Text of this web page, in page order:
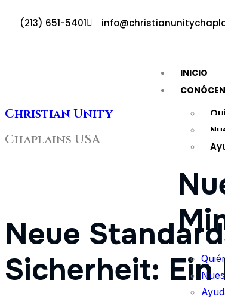
(213) 651-5401
Christian Unity
Chaplains USA
INICIO
Neue
Sicherheit: